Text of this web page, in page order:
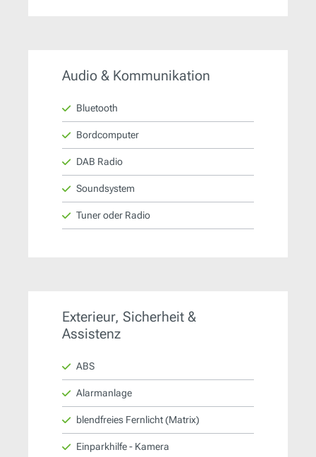
Audio & Kommunikation
Bluetooth
Bordcomputer
DAB Radio
Soundsystem
Tuner oder Radio
Exterieur, Sicherheit &
Assistenz
ABS
Alarmanlage
blendfreies Fernlicht (Matrix)
Einparkhilfe - Kamera